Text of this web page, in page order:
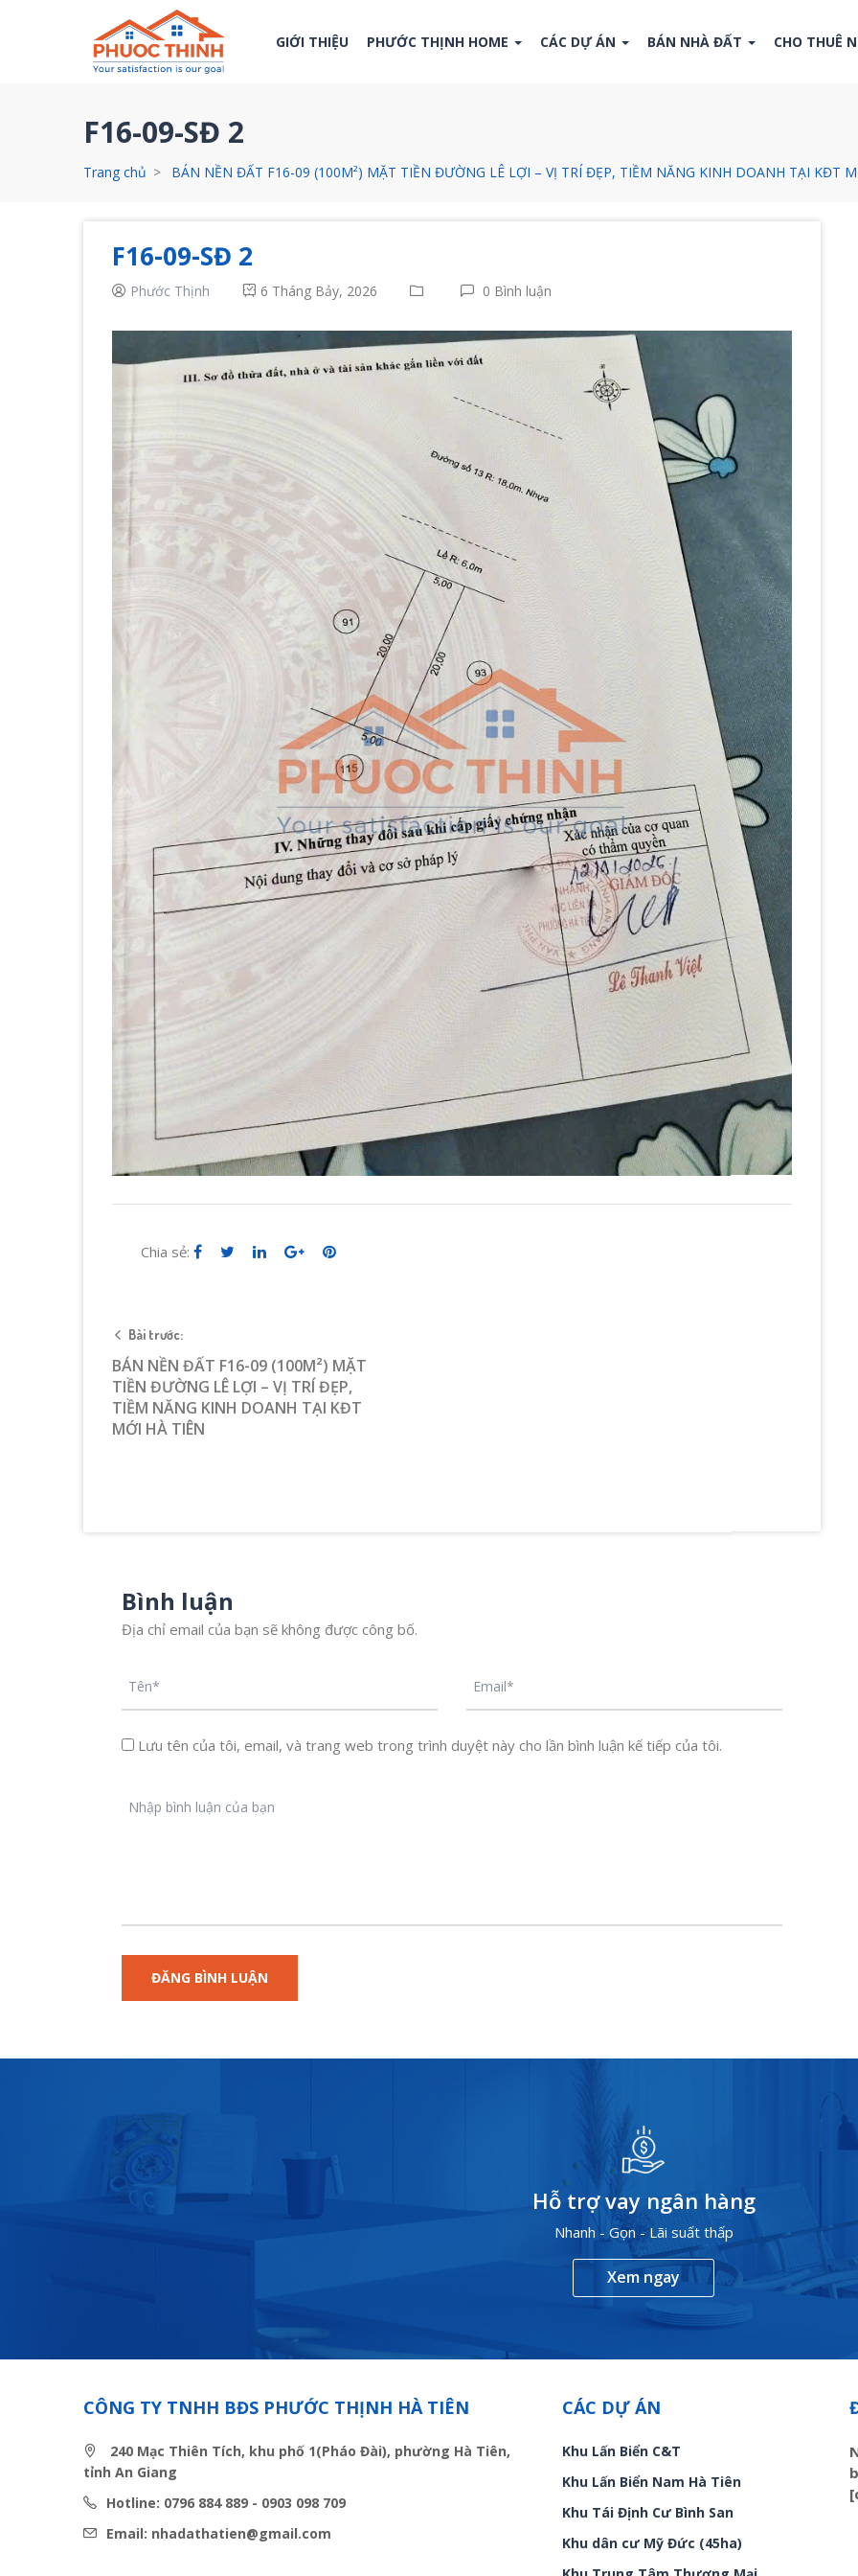
GIỚI THIỆU PHƯỚC THỊNH HOME CÁC DỰ ÁN BÁN NHÀ ĐẤT CHO THUÊ
F16-09-SĐ 2
Trang chủ BÁN NỀN ĐẤT F16-09 (100M²) MẶT TIỀN ĐƯỜNG LÊ LỢI – VỊ TRÍ ĐẸP, TIỀM NĂNG KINH DOANH TẠI KĐT
F16-09-SĐ 2
Phước Thịnh 6 Tháng Bảy, 2026 0 Bình luận
Chia sẻ:
Bài trước:
BÁN NỀN ĐẤT F16-09 (100M²) MẶT
TIỀN ĐƯỜNG LÊ LỢI – VỊ TRÍ ĐẸP,
TIỀM NĂNG KINH DOANH TẠI KĐT
MỚI HÀ TIÊN
Bình luận
Địa chỉ email của bạn sẽ không được công bố.
Lưu tên của tôi, email, và trang web trong trình duyệt này cho lần bình luận kế tiếp của tôi.
Hỗ trợ vay ngân hàng
Nhanh - Gọn - Lãi suất thấp
Xem ngay
CÔNG TY TNHH BĐS PHƯỚC THỊNH HÀ TIÊN
240 Mạc Thiên Tích, khu phố 1(Pháo Đài), phường Hà Tiên,
tỉnh An Giang
Hotline: 0796 884 889 - 0903 098 709
Email: nhadathatien@gmail.com
CÁC DỰ ÁN
Khu Lấn Biển C&T
Khu Lấn Biển Nam Hà Tiên
Khu Tái Định Cư Bình San
Khu dân cư Mỹ Đức (45ha)